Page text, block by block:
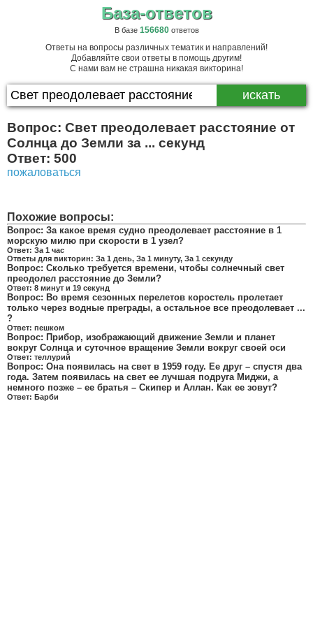
База-ответов
В базе 156680ответов
Ответы на вопросы различных тематик и направлений!
Добавляйте свои ответы в помощь другим!
С нами вам не страшна никакая викторина!
Вопрос: Свет преодолевает расстояние от
Солнца до Земли за ... секунд
Ответ: 500
пожаловаться
Похожие вопросы:
Вопрос: За какое время судно преодолевает расстояние в 1
морскую милю при скорости в 1 узел?
Ответ: За 1 час
Ответы для викторин: За 1 день, За 1 минуту, За 1 секунду
Вопрос: Сколько требуется времени, чтобы солнечный свет
преодолел расстояние до Земли?
Ответ: 8 минут и 19 секунд
Вопрос: Во время сезонных перелетов коростель пролетает
только через водные преграды, а остальное все преодолевает ...
?
Ответ: пешком
Вопрос: Прибор, изображающий движение Земли и планет
вокруг Солнца и суточное вращение Земли вокруг своей оси
Ответ: теллурий
Вопрос: Она появилась на свет в 1959 году. Ее друг – спустя два
года. Затем появилась на свет ее лучшая подруга Миджи, а
немного позже – ее братья – Скипер и Аллан. Как ее зовут?
Ответ: Барби